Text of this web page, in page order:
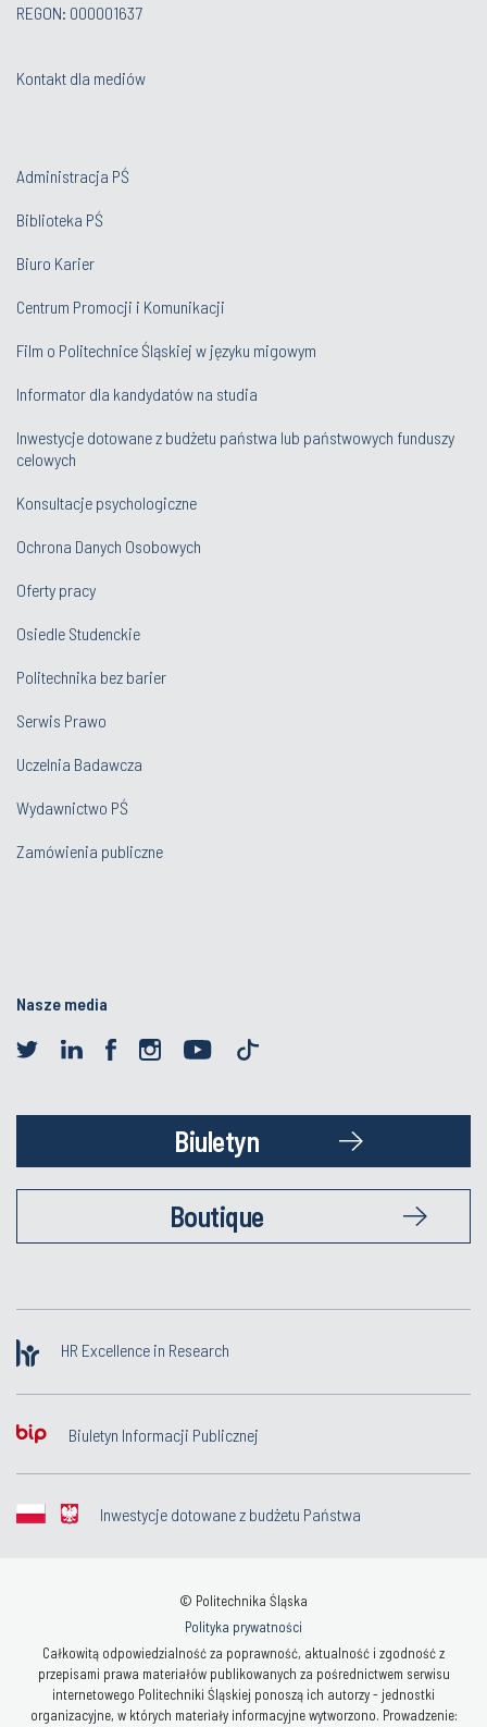
REGON: 000001637
Kontakt dla mediów
Administracja PŚ
Biblioteka PŚ
Biuro Karier
Centrum Promocji i Komunikacji
Film o Politechnice Śląskiej w języku migowym
Informator dla kandydatów na studia
Inwestycje dotowane z budżetu państwa lub państwowych funduszy
celowych
Konsultacje psychologiczne
Ochrona Danych Osobowych
Oferty pracy
Osiedle Studenckie
Politechnika bez barier
Serwis Prawo
Uczelnia Badawcza
Wydawnictwo PŚ
Zamówienia publiczne
Nasze media
Biuletyn
Boutique
HR Excellence in Research
Biuletyn Informacji Publicznej
Inwestycje dotowane z budżetu Państwa
© Politechnika Śląska
Polityka prywatności
Całkowitą odpowiedzialność za poprawność, aktualność i zgodność z
przepisami prawa materiałów publikowanych za pośrednictwem serwisu
internetowego Politechniki Śląskiej ponoszą ich autorzy - jednostki
organizacyjne, w których materiały informacyjne wytworzono. Prowadzenie: